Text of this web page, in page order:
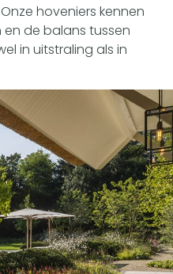
hoveniers kennen
en de balans tussen
in uitstraling als in